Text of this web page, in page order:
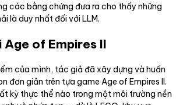
các bằng chứng đưa ra cho thấy những
là duy nhất đối với LLM.
Age of Empires II
của mình, tác giả đã xây dựng và huấn
đơn giản trên tựa game Age of Empires II.
kỳ thực thể nào trong một môi trường nền